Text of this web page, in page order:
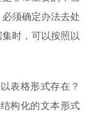
须确定办法去处
时，可以按照以
表格形式存在？
构化的文本形式